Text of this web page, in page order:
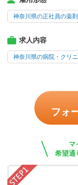
神奈川県の正社員の薬
求人内容
神奈川県の病院・クリ
フォ
マ
希望通